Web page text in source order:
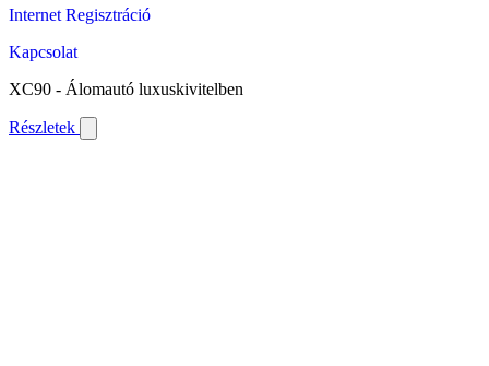
Internet Regisztráció
Kapcsolat
XC90 - Álomautó luxuskivitelben
Részletek